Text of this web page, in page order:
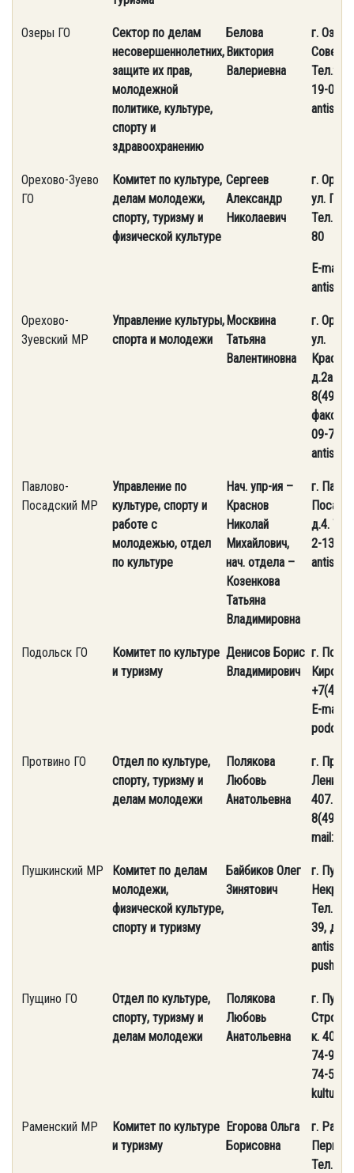
Озеры ГО
Сектор по делам
несовершеннолетних,
защите их прав,
молодежной
политике, культуре,
спорту и
здравоохранению
Белова
Виктория
Валериевна
г.
Тел.: 8
19-05.
Орехово-Зуево
ГО
Комитет по культуре,
делам молодежи,
спорту, туризму и
физической культуре
Сергеев
Александр
Николаевич
г.
ул.
Тел.
80
E-mail:
Орехово-
Зуевский МР
Управление культуры,
спорта и молодежи
Москвина
Татьяна
Валентиновна
г.
ул.
д.2а.
факс
09-79.
Павлово-
Посадский МР
Управление по
культуре, спорту и
работе с
молодежью, отдел
по культуре
Нач. упр-ия –
Краснов
Николай
Михайлович,
нач. отдела –
Козенкова
Татьяна
Владимировна
г.
Посад,
д.4.
2-13-
Подольск ГО
Комитет по культуре
и туризму
Денисов Борис
Владимирович
г.
E-mail:
Протвино ГО
Отдел по культуре,
спорту, туризму и
делам молодежи
Полякова
Любовь
Анатольевна
г.
407.
mail:
Пушкинский МР
Комитет по делам
молодежи,
физической культуре,
спорту и туризму
Байбиков Олег
Зинятович
г.
Тел.
39,
Пущино ГО
Отдел по культуре,
спорту, туризму и
делам молодежи
Полякова
Любовь
Анатольевна
г.
к. 407.
74-96-
74-56-
kultura-
Раменский МР
Комитет по культуре
и туризму
Егорова Ольга
Борисовна
г.
Тел.